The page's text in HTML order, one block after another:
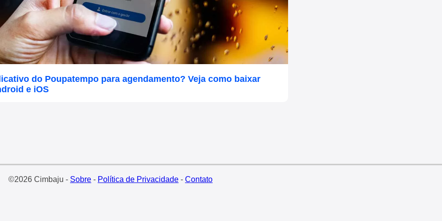
do Poupatempo para agendamento? Veja como baixar
e iOS
©2026 Cimbaju - Sobre- Política de Privacidade- Contato